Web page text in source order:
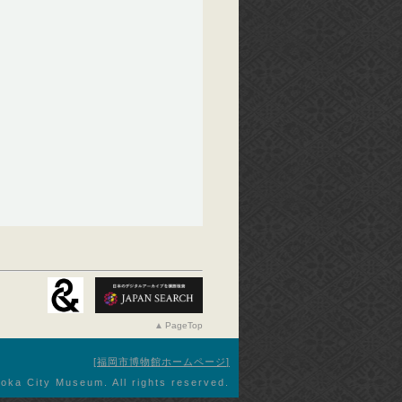
PageTop
福岡市博物館ホームページ
City Museum. All rights reserved.